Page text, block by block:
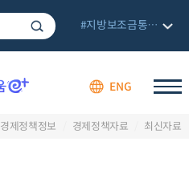
ENG
#지방보조금통합관리망
경제정책정보 경제정책자료 최신자료